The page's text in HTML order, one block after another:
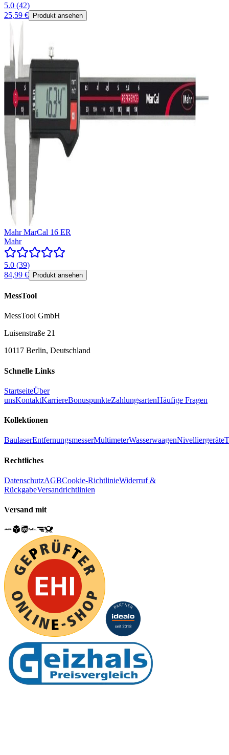
5.0 (42)
25,59 €
Produkt ansehen
Mahr MarCal 16 ER
Mahr
5.0 (39)
84,99 €
Produkt ansehen
MessTool
MessTool GmbH
Luisenstraße 21
10117 Berlin, Deutschland
Schnelle Links
StartseiteÜber
unsKontaktKarriereBonuspunkteZahlungsartenHäufige Fragen
Kollektionen
BaulaserEntfernungsmesserMultimeterWasserwaagenNivelliergeräte
Rechtliches
DatenschutzAGBCookie-RichtlinieWiderruf &
RückgabeVersandrichtlinien
Versand mit